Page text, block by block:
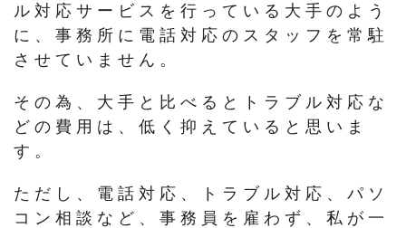
ル対応サービスを行っている大手のよう
に、事務所に電話対応のスタッフを常駐
させていません。
その為、大手と比べるとトラブル対応な
どの費用は、低く抑えていると思いま
す。
ただし、電話対応、トラブル対応、パソ
コン相談など、事務員を雇わず、私が一